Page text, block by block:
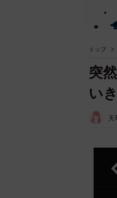
トップ
突
い
天